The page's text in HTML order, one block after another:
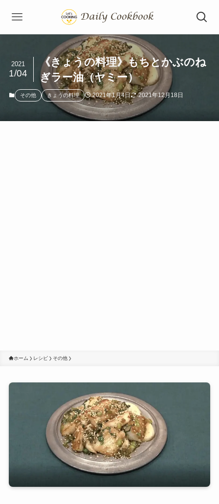
《きょうの料理》もちとかぶのね
ぎラー油（ヤミー）
2021
1/04
その他 きょうの料理 2021年1月4日 2021年12月18日
ホーム レシピ その他